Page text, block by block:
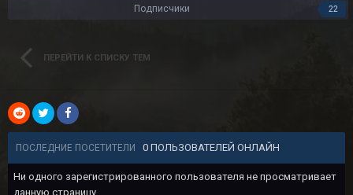
Подписчики 22
ПЕРЕЙТИ К СПИСКУ ТЕМ
ПОСЛЕДНИЕ ПОСЕТИТЕЛИ 0 ПОЛЬЗОВАТЕЛЕЙ ОНЛАЙН
Ни одного зарегистрированного пользователя не просматривает
данную страницу